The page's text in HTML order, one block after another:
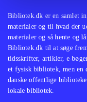
Bibliotek.dk er en samlet
materialer og til hvad der
materialer og så hente og
Bibliotek.dk til at søge
tidsskrifter, artikler, e-
et fysisk bibliotek, men en
danske offentlige
lokale bibliotek.